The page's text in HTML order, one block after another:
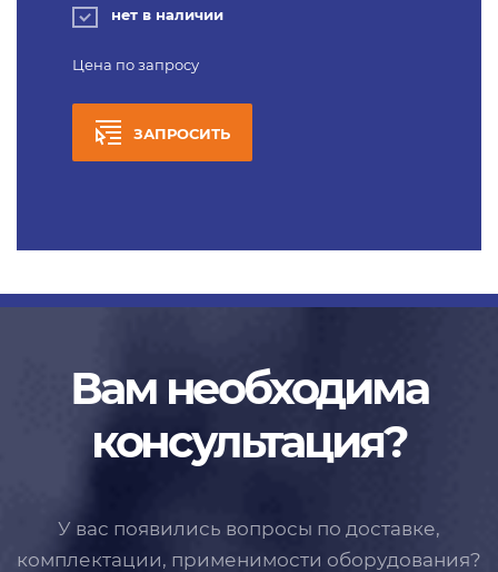
нет в наличии
Цена по запросу
ЗАПРОСИТЬ
Вам необходима
консультация?
У вас появились вопросы по доставке,
комплектации, применимости оборудования?